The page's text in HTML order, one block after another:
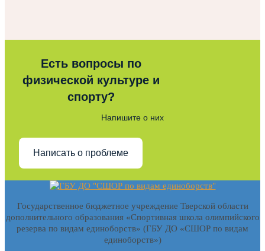
Есть вопросы по
физической культуре и
спорту?
Напишите о них
Написать о проблеме
Государственное бюджетное учреждение Тверской области
дополнительного образования «Спортивная школа олимпийского
резерва по видам единоборств» (ГБУ ДО «СШОР по видам
единоборств»)